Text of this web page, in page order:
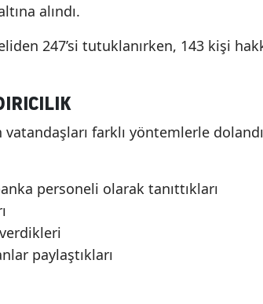
alındı.
247’si tutuklanırken, 143 kişi
farklı yöntemlerle
personeli olarak tanıttıkları
paylaştıkları